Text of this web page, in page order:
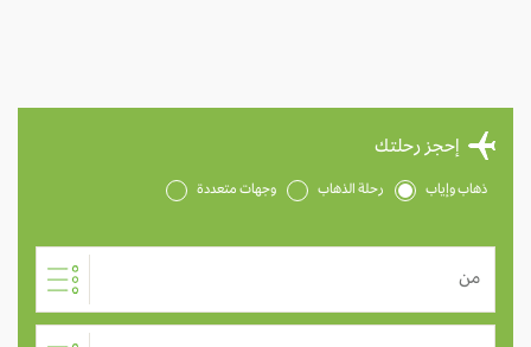
إحجز رحلتك
ذهاب وإياب رحلة الذهاب وجهات متعددة
من